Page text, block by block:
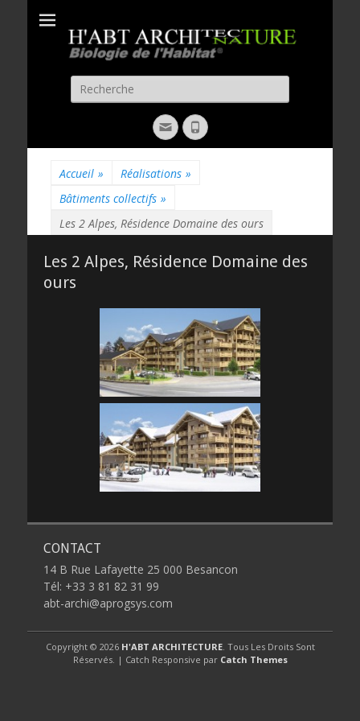
H'ABT
ARCHITECTURE
Recherche
pour:
EmailPhone
Accueil » Réalisations »
Bâtiments collectifs »
Les 2 Alpes, Résidence Domaine des ours
Les 2 Alpes, Résidence Domaine des
ours
CONTACT
14 B Rue Lafayette 25 000 Besancon
Tél: +33 3 81 82 31 99
abt-archi@aprogsys.com
Copyright © 2026 H'ABT ARCHITECTURE. Tous Les Droits Sont
Réservés. | Catch Responsive par Catch Themes